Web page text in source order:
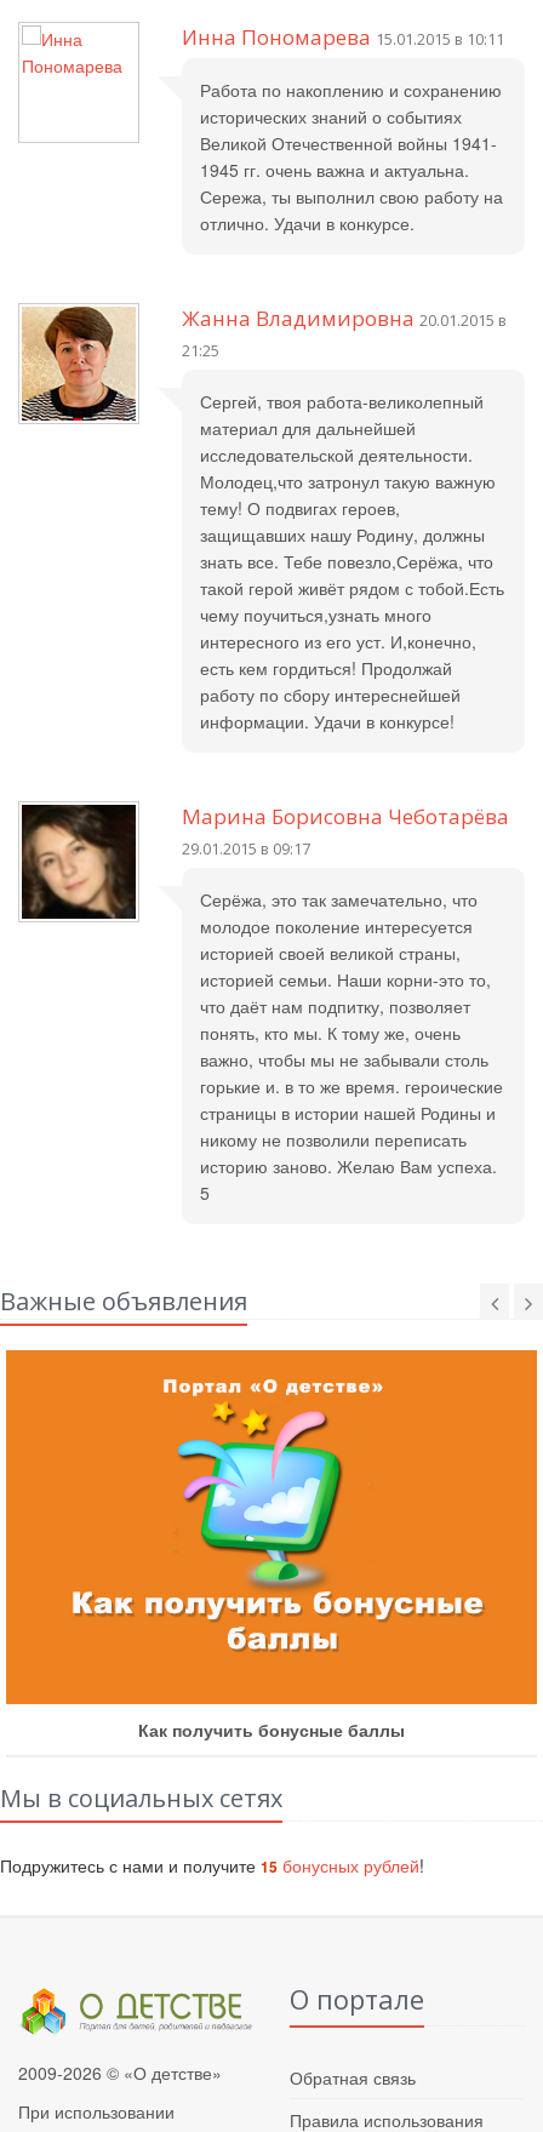
Инна Пономарева 15.01.2015 в 10:11
Работа по накоплению и сохранению
исторических знаний о событиях
Великой Отечественной войны 1941-
1945 гг. очень важна и актуальна.
Сережа, ты выполнил свою работу на
отлично. Удачи в конкурсе.
Жанна Владимировна 20.01.2015 в
21:25
Сергей, твоя работа-великолепный
материал для дальнейшей
исследовательской деятельности.
Молодец,что затронул такую важную
тему! О подвигах героев,
защищавших нашу Родину, должны
знать все. Тебе повезло,Серёжа, что
такой герой живёт рядом с тобой.Есть
чему поучиться,узнать много
интересного из его уст. И,конечно,
есть кем гордиться! Продолжай
работу по сбору интереснейшей
информации. Удачи в конкурсе!
Марина Борисовна Чеботарёва
29.01.2015 в 09:17
Серёжа, это так замечательно, что
молодое поколение интересуется
историей своей великой страны,
историей семьи. Наши корни-это то,
что даёт нам подпитку, позволяет
понять, кто мы. К тому же, очень
важно, чтобы мы не забывали столь
горькие и. в то же время. героические
страницы в истории нашей Родины и
никому не позволили переписать
историю заново. Желаю Вам успеха.
5
Важные объявления
Как участвовать
Мы в социальных сетях
Подружитесь с нами и получите 15 бонусных рублей!
2009-2026 © «О детстве»
При использовании
О портале
Обратная связь
Правила использования